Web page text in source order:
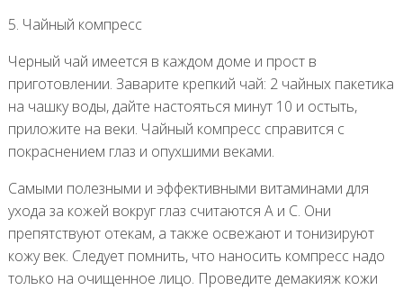
5. Чайный компресс
Черный чай имеется в каждом доме и прост в
приготовлении. Заварите крепкий чай: 2 чайных пакетика
на чашку воды, дайте настояться минут 10 и остыть,
приложите на веки. Чайный компресс справится с
покраснением глаз и опухшими веками.
Самыми полезными и эффективными витаминами для
ухода за кожей вокруг глаз считаются А и С. Они
препятствуют отекам, а также освежают и тонизируют
кожу век. Следует помнить, что наносить компресс надо
только на очищенное лицо. Проведите демакияж кожи